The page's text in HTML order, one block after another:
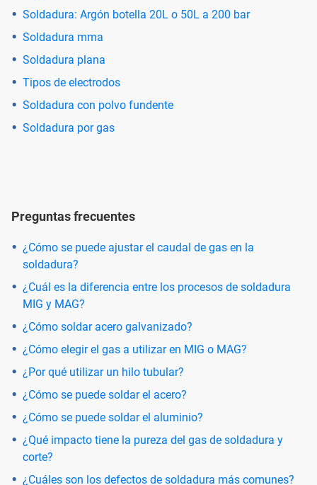
Soldadura: Argón botella 20L o 50L a 200 bar
Soldadura mma
Soldadura plana
Tipos de electrodos
Soldadura con polvo fundente
Soldadura por gas
Preguntas frecuentes
¿Cómo se puede ajustar el caudal de gas en la
soldadura?
¿Cuál es la diferencia entre los procesos de soldadura
MIG y MAG?
¿Cómo soldar acero galvanizado?
¿Cómo elegir el gas a utilizar en MIG o MAG?
¿Por qué utilizar un hilo tubular?
¿Cómo se puede soldar el acero?
¿Cómo se puede soldar el aluminio?
¿Qué impacto tiene la pureza del gas de soldadura y
corte?
¿Cuáles son los defectos de soldadura más comunes?